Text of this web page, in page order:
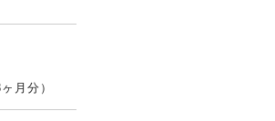
月分）